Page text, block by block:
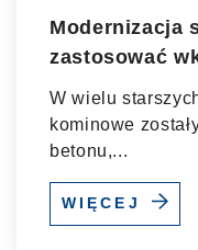
Modernizacja
zastosować
systemy
W wielu
kominowe
betonu,...
WIĘCEJ